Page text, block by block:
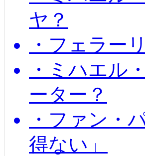
ヤ？
・フェラー
・ミハエル
ーター？
・ファン・
得ない」